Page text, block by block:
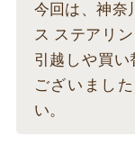
今回は、神奈
ス ステアリ
引越しや買
ございまし
い。